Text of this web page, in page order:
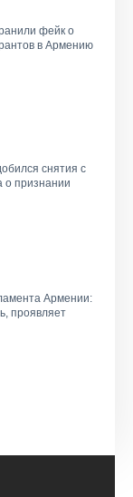
фейк о
в Армению
снятия с
о признании
Армении:
проявляет